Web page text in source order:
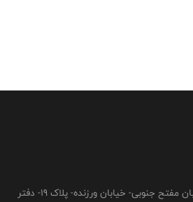
تهران- میدان هفت تیر- خیابان مفتح جنوبی- خیابان ورزنده- پلاک 19- دفتر